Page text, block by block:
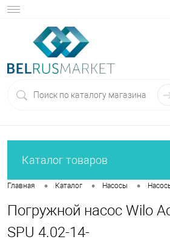
Каталог товаров
Главная • Каталог • Насосы •
Погружной насос Wilo
SPU 4.02-14-